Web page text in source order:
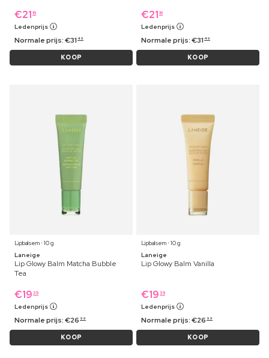
€21 19
Ledenprijs
Normale prijs:€31 49
KOOP
€21 19
Ledenprijs
Normale prijs:€31 49
KOOP
Lipbalsem ⋅ 10 g
Laneige
Lip Glowy Balm Matcha Bubble
Tea
€19 39
Ledenprijs
Normale prijs:€26 99
KOOP
Lipbalsem ⋅ 10 g
Laneige
Lip Glowy Balm Vanilla
€19 39
Ledenprijs
Normale prijs:€26 99
KOOP